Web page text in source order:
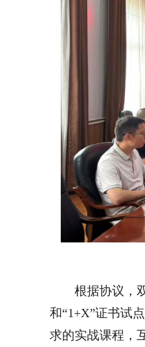
根据协议，
和“1+X”证书试
求的实战课程，